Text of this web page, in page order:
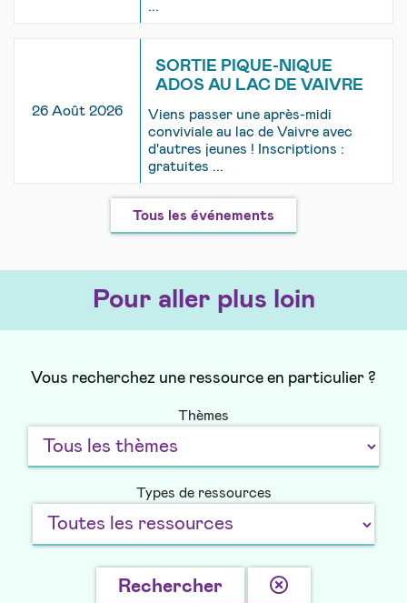
...
26 Août 2026
SORTIE PIQUE-NIQUE
ADOS AU LAC DE VAIVRE
Viens passer une après-midi
conviviale au lac de Vaivre avec
d'autres jeunes ! Inscriptions :
gratuites ...
Tous les événements
Pour aller plus loin
Vous recherchez une ressource en particulier ?
Thèmes
Types de ressources
Rechercher